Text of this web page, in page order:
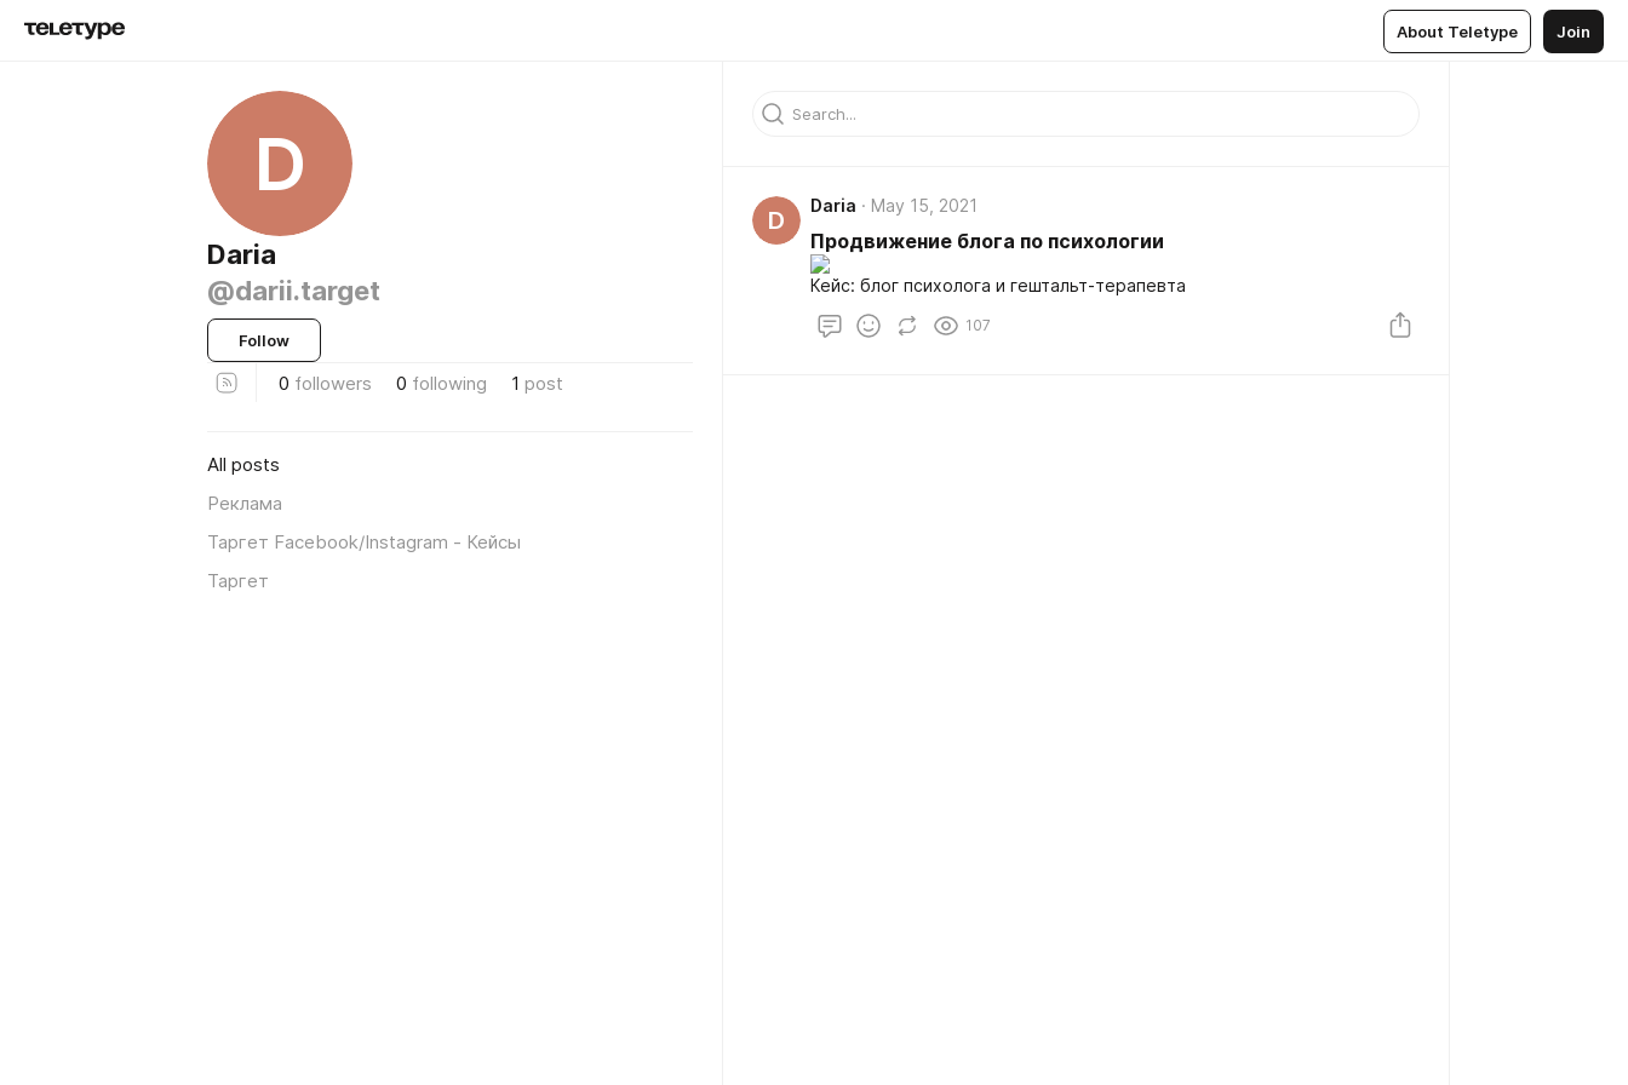
About Teletype Join
D
Daria
@darii.target
Follow
0 followers 0 following 1 post
All posts
Реклама
Таргет Facebook/Instagram - Кейсы
Таргет
D
Daria May 15, 2021
Продвижение блога по психологии
Кейс: блог психолога и гештальт-терапевта
107